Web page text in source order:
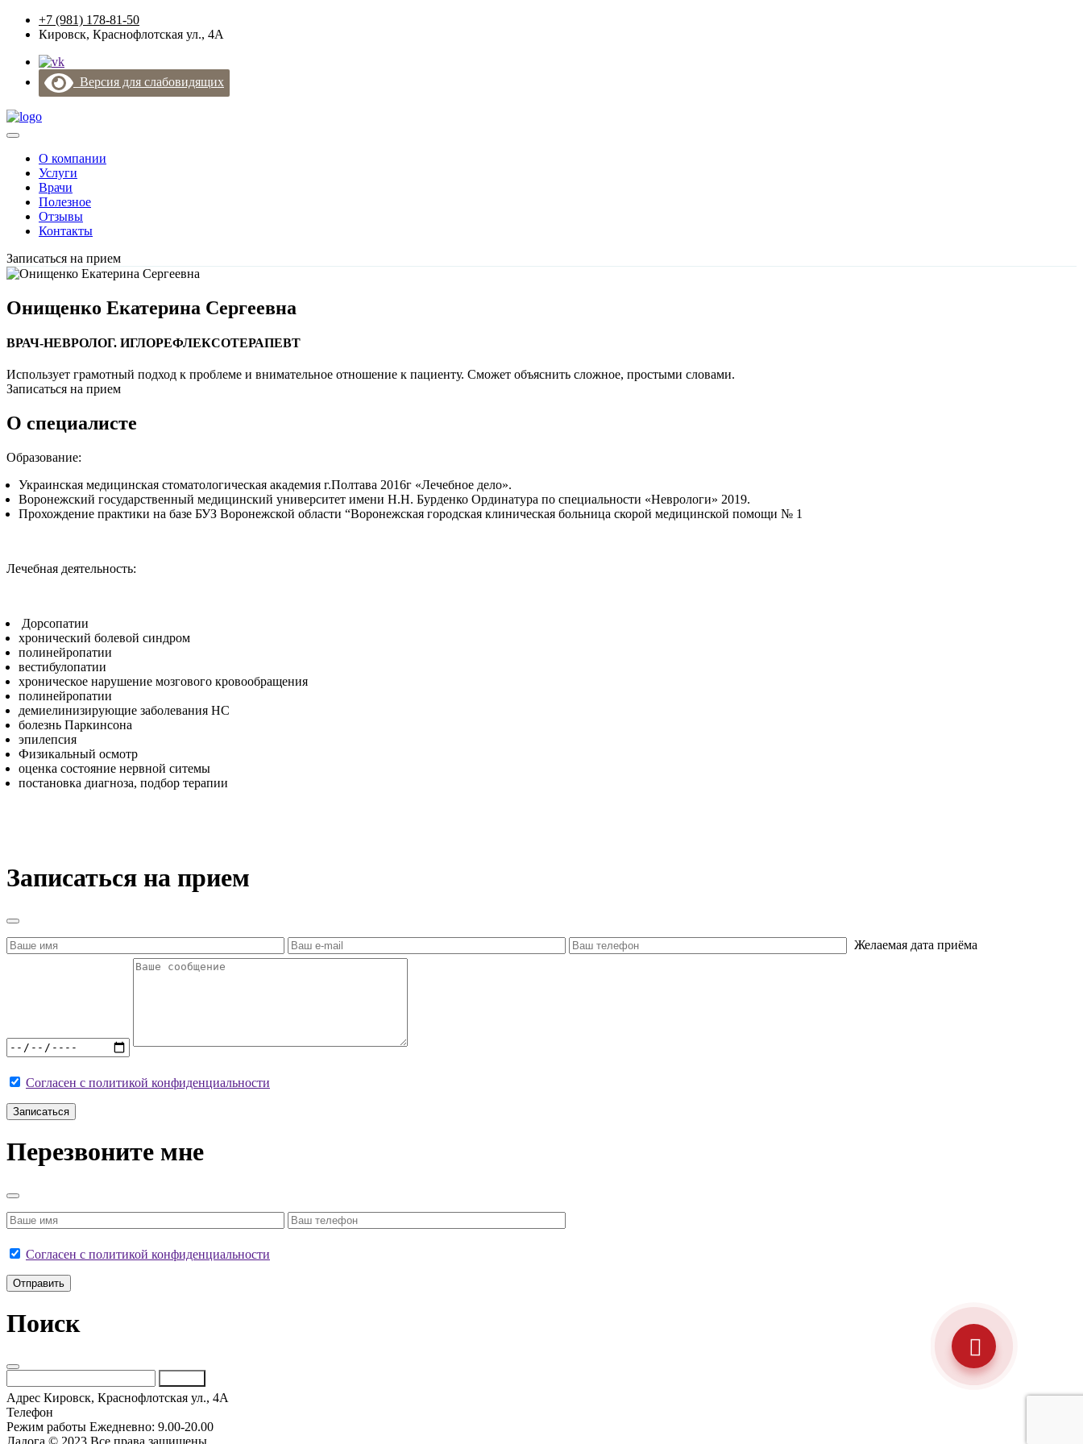
+7 (981) 178-81-50
Кировск, Краснофлотская ул., 4А
Версия для слабовидящих
О компании
Услуги
Врачи
Полезное
Отзывы
Контакты
Записаться на прием
Онищенко Екатерина Сергеевна
ВРАЧ-НЕВРОЛОГ. ИГЛОРЕФЛЕКСОТЕРАПЕВТ
Использует грамотный подход к проблеме и внимательное отношение к пациенту. Сможет объяснить сложное, простыми словами.
Записаться на прием
О специалисте
Образование:
Украинская медицинская стоматологическая академия г.Полтава 2016г «Лечебное дело».
Воронежский государственный медицинский университет имени Н.Н. Бурденко Ординатура по специальности «Неврологи» 2019.
Прохождение практики на базе БУЗ Воронежской области “Воронежская городская клиническая больница скорой медицинской помощи № 1
Лечебная деятельность:
Дорсопатии
хронический болевой синдром
полинейропатии
вестибулопатии
хроническое нарушение мозгового кровообращения
полинейропатии
демиелинизирующие заболевания НС
болезнь Паркинсона
эпилепсия
Физикальный осмотр
оценка состояние нервной ситемы
постановка диагноза, подбор терапии
Записаться на прием
Желаемая дата приёма
Согласен с политикой конфиденциальности
Перезвоните мне
Согласен с политикой конфиденциальности
Поиск
Адрес Кировск, Краснофлотская ул., 4А
Телефон
Режим работы Ежедневно: 9.00-20.00